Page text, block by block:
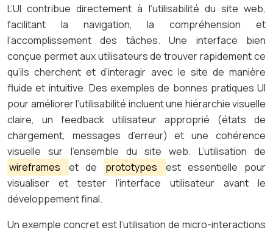
L’UI contribue directement à l’utilisabilité du site web,
facilitant la navigation, la compréhension et
l’accomplissement des tâches. Une interface bien
conçue permet aux utilisateurs de trouver rapidement ce
qu’ils cherchent et d’interagir avec le site de manière
fluide et intuitive. Des exemples de bonnes pratiques UI
pour améliorer l’utilisabilité incluent une hiérarchie visuelle
claire, un feedback utilisateur approprié (états de
chargement, messages d’erreur) et une cohérence
visuelle sur l’ensemble du site web. L’utilisation de
wireframes
et de prototypes
est essentielle pour
visualiser et tester l’interface utilisateur avant le
développement final.
Un exemple concret est l’utilisation de micro-interactions